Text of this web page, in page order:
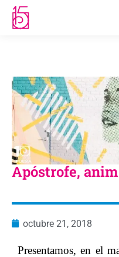
Apóstrofe,
octubre 21, 2018
Presentamos, en el